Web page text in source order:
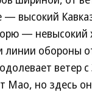
— высокий
— невысокий
линии обороны
ветер
Мао, но здесь